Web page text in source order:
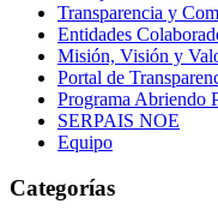
Transparencia y
Entidades
Misión, Visión y
Portal de
Programa Abriendo
SERPAIS NOE
Equipo
Categorías